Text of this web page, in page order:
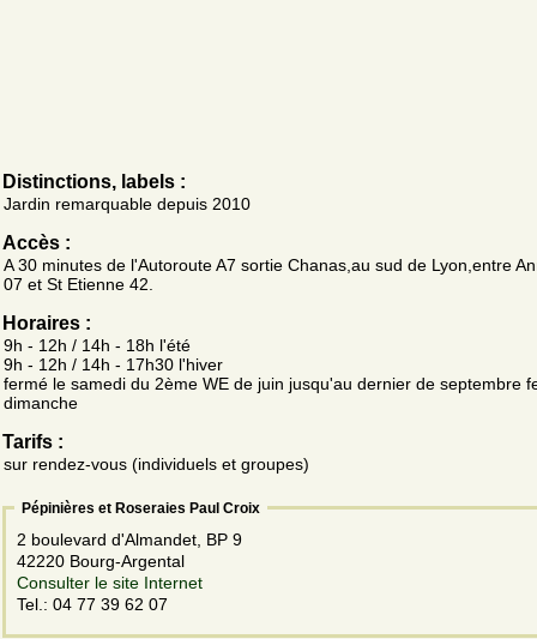
Distinctions, labels :
Jardin remarquable depuis 2010
Accès :
A 30 minutes de l'Autoroute A7 sortie Chanas,au sud de Lyon,entre
07 et St Etienne 42.
Horaires :
9h - 12h / 14h - 18h l'été
9h - 12h / 14h - 17h30 l'hiver
fermé le samedi du 2ème WE de juin jusqu'au dernier de septembre
dimanche
Tarifs :
sur rendez-vous (individuels et groupes)
Pépinières et Roseraies Paul Croix
2 boulevard d'Almandet, BP 9
42220 Bourg-Argental
Consulter le site Internet
Tel.: 04 77 39 62 07